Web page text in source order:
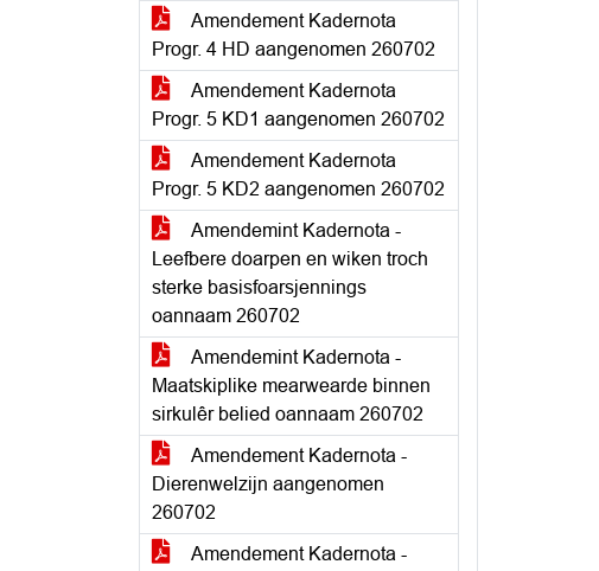
Amendement Kadernota
Progr. 4 HD aangenomen 260702
Amendement Kadernota
Progr. 5 KD1 aangenomen 260702
Amendement Kadernota
Progr. 5 KD2 aangenomen 260702
Amendemint Kadernota -
Leefbere doarpen en wiken troch
sterke basisfoarsjennings
oannaam 260702
Amendemint Kadernota -
Maatskiplike mearwearde binnen
sirkulêr belied oannaam 260702
Amendement Kadernota -
Dierenwelzijn aangenomen
260702
Amendement Kadernota -